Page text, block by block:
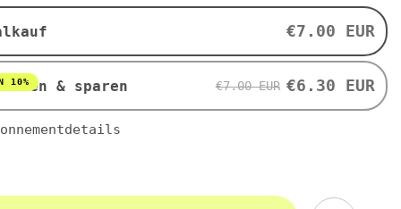
g
VITAQUELL
€7.00 EUR
& sparen
10% €7.00 EUR €6.30 EUR